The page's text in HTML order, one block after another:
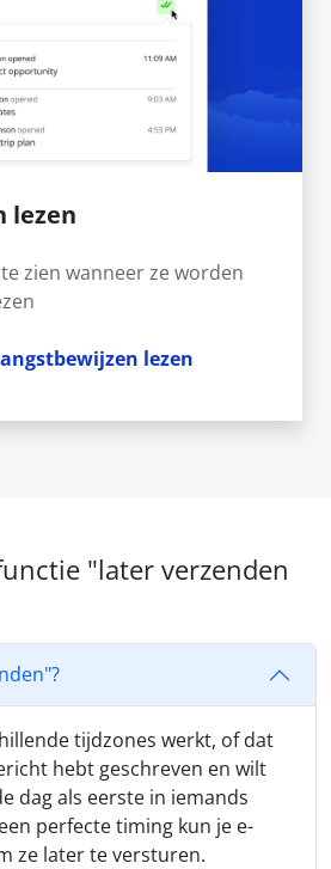
lezen
zien wanneer ze worden
lezen
"later verzenden
tijdzones werkt, of dat
hebt geschreven en wilt
dag als eerste in iemands
perfecte timing kun je e-
ze later te versturen.